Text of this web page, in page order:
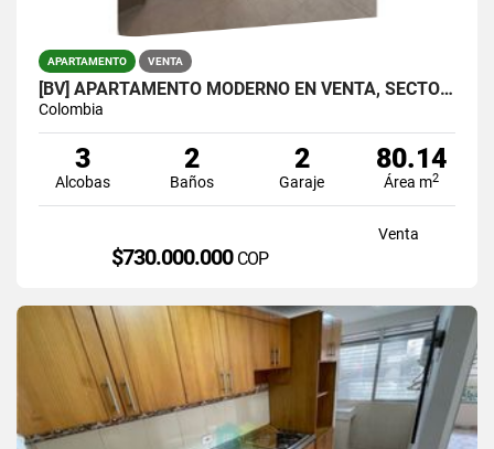
APARTAMENTO VENTA
[BV] APARTAMENTO MODERNO EN VENTA, SECTOR VIVA ENVIGADO, ANTIOQUIA
Colombia
3
Alcobas
2
Baños
2
Garaje
80.14
Área m2
Venta
$730.000.000 COP